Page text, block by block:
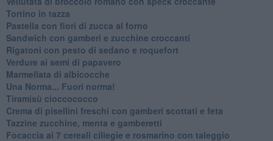
Tortino in tazza
Pastella con fiori di zucca al forno
Sandwich con gamberi e zucchine croccanti
Rigatoni con pesto di sedano e roquefort
Verdure ai semi di papavero
Marmellata di albicocche
Una Norma... Fuori norma!
Tiramisù cioccococco
Crema di pisellini freschi con gamberi scottati e feta
Tazzine zucchine, menta e gamberetti
Focaccia ai 7 cereali ciliegie e rosmarino con taleggio